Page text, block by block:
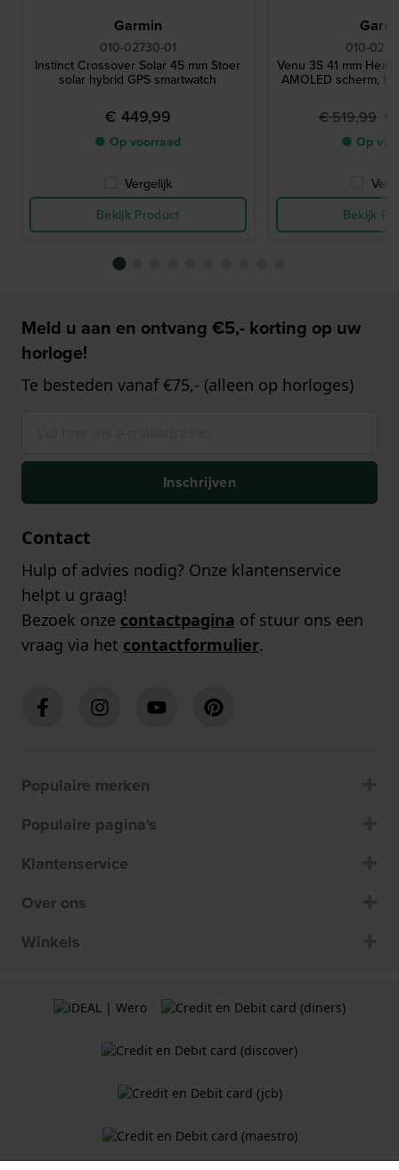
Garmin
010-02730-01
Instinct Crossover Solar 45 mm Stoer
solar hybrid GPS smartwatch
€ 449,99
● Op voorraad
Vergelijk
Bekijk Product
010-
Venu 3S 41 mm
AMOLED scherm,
€ 519,99
● Op
Bekijk
Meld u aan en ontvang €5,- korting op uw
horloge!
Te besteden vanaf €75,- (alleen op horloges)
Inschrijven
Contact
Hulp of advies nodig? Onze klantenservice
helpt u graag!
Bezoek onze contactpagina of stuur ons een
vraag via het contactformulier.
Populaire merken
Populaire pagina's
Klantenservice
Over ons
Winkels